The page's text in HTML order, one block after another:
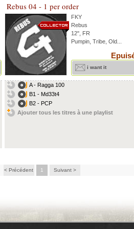
Rebus 04 - 1 per order
FKY
Rebus
12'', FR
Pumpin, Tribe, Old...
i want it
A - Ragga 100
B1 - Md33t4
B2 - PCP
Ajouter tous les titres à une playlist
< Précédent 1 Suivant >